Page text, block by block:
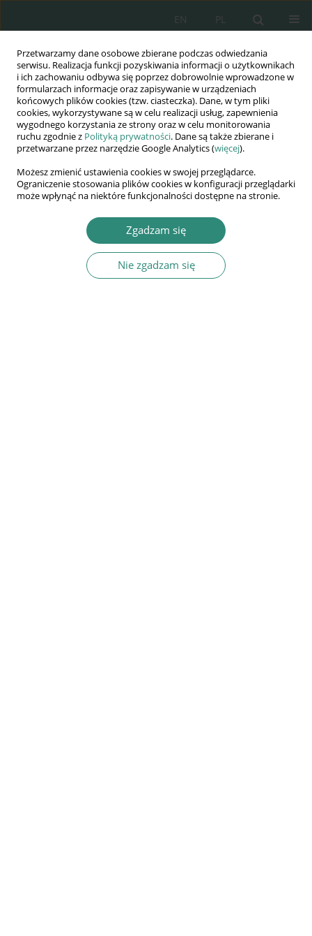
Przetwarzamy dane osobowe zbierane podczas odwiedzania
serwisu. Realizacja funkcji pozyskiwania informacji o użytkownikach
i ich zachowaniu odbywa się poprzez dobrowolnie wprowadzone w
formularzach informacje oraz zapisywanie w urządzeniach
końcowych plików cookies (tzw. ciasteczka). Dane, w tym pliki
cookies, wykorzystywane są w celu realizacji usług, zapewnienia
wygodnego korzystania ze strony oraz w celu monitorowania
ruchu zgodnie z Polityką prywatności. Dane są także zbierane i
przetwarzane przez narzędzie Google Analytics (więcej).
Możesz zmienić ustawienia cookies w swojej przeglądarce.
Ograniczenie stosowania plików cookies w konfiguracji przeglądarki
może wpłynąć na niektóre funkcjonalności dostępne na stronie.
Zgadzam się
Nie zgadzam się
PL
EN
Wydawnictwo
AWSGE
Akademia Nauk Stosowanych
WSGE
im. Alcide De Gasperi
Słowo kluczowewarszawski
obszar metropolitalny